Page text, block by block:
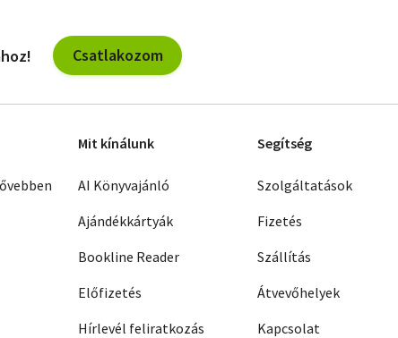
Csatlakozom
Mit kínálunk
AI Könyvajánló
Ajándékkártyák
Bookline Reader
Előfizetés
Hírlevél feliratkozás
Segítség
Szolgáltatások
Fizetés
Szállítás
Átvevőhelyek
Kapcsolat